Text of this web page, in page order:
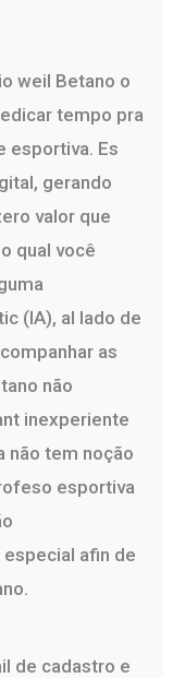
weil Betano o
tempo pra
esportiva. Es
gerando
valor que
qual você
(IA), al lado de
as
não
inexperiente
não tem noção
esportiva
afin de
de cadastro e